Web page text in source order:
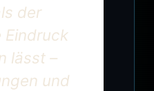
der
lässt –
und